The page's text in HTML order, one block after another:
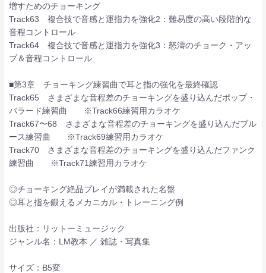
増すためのチョーキング
Track63 複合技で音感と運指力を強化2：難易度の高い段階的な
音程コントロール
Track64 複合技で音感と運指力を強化3：怒濤のチョーク・アッ
プ＆音程コントロール
■第3章 チョーキング練習曲で耳と指の強化を最終確認
Track65 さまざまな音程差のチョーキングを盛り込んだポップ・
バラード練習曲 ※Track66練習用カラオケ
Track67〜68 さまざまな音程差のチョーキングを盛り込んだブル
ース練習曲 ※Track69練習用カラオケ
Track70 さまざまな音程差のチョーキングを盛り込んだファンク
練習曲 ※Track71練習用カラオケ
◎チョーキング絶品プレイが満載された名盤
◎耳と指を鍛えるメカニカル・トレーニング例
出版社：リットーミュージック
ジャンル名：LM教本 ／ 雑誌・写真集
サイズ：B5変